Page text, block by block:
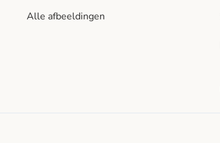
Alle afbeeldingen